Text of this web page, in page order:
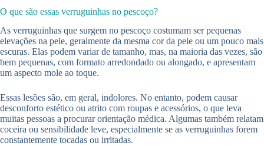
O que são essas verruguinhas no pescoço?
As verruguinhas que surgem no pescoço costumam ser pequenas
elevações na pele, geralmente da mesma cor da pele ou um pouco mais
escuras. Elas podem variar de tamanho, mas, na maioria das vezes, são
bem pequenas, com formato arredondado ou alongado, e apresentam
um aspecto mole ao toque.
Essas lesões são, em geral, indolores. No entanto, podem causar
desconforto estético ou atrito com roupas e acessórios, o que leva
muitas pessoas a procurar orientação médica. Algumas também relatam
coceira ou sensibilidade leve, especialmente se as verruguinhas forem
constantemente tocadas ou irritadas.